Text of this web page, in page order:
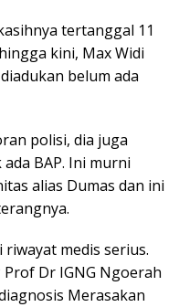
tertanggal 11
kini, Max Widi
belum ada
polisi, dia juga
BAP. Ini murni
alias Dumas dan ini
medis serius.
Dr IGNG Ngoerah
Merasakan